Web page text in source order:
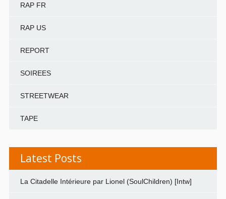
RAP FR
RAP US
REPORT
SOIREES
STREETWEAR
TAPE
Latest Posts
La Citadelle Intérieure par Lionel (SoulChildren) [Intw]